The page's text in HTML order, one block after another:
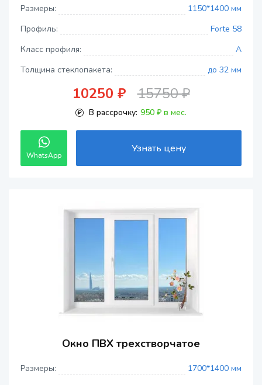
Размеры:
1150*1400 мм
Профиль:
Forte 58
Класс профиля:
A
Толщина стеклопакета:
до 32 мм
10250 ₽ 15750 ₽
В рассрочку: 950 ₽ в мес.
WhatsApp
Узнать цену
Окно ПВХ трехстворчатое
Размеры:
1700*1400 мм